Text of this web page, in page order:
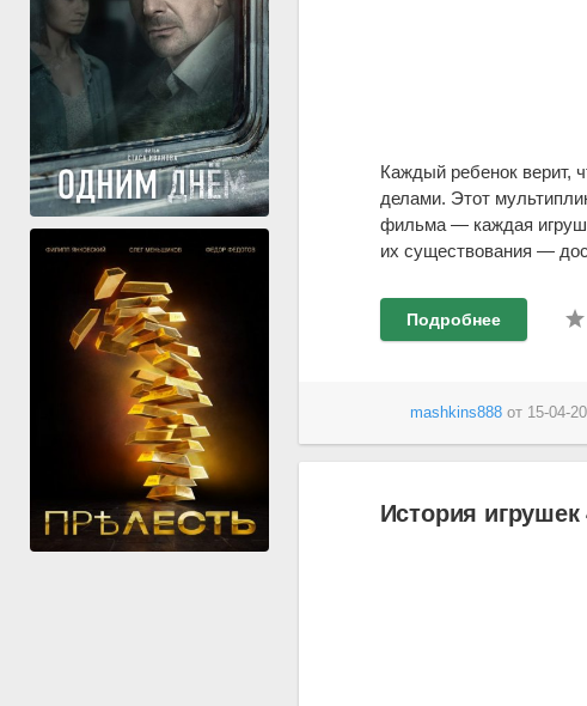
Каждый ребенок верит,
делами. Этот
фильма — каждая
их существования —
Подробнее
mashkins888от 15-04-
История игрушек